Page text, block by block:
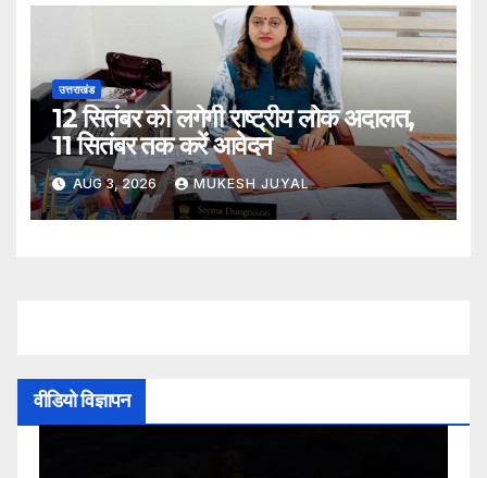
उत्तराखंड
12 सितंबर को लगेगी राष्ट्रीय लोक अदालत,
11 सितंबर तक करें आवेदन
AUG 3, 2026 MUKESH JUYAL
वीडियो विज्ञापन